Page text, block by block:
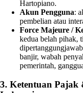
Hartopiano.
Akun Pengguna:
pembelian atau
Force Majeure /
kedua belah pihak,
banjir, wabah
pemerintah,
3. Ketentuan Pajak